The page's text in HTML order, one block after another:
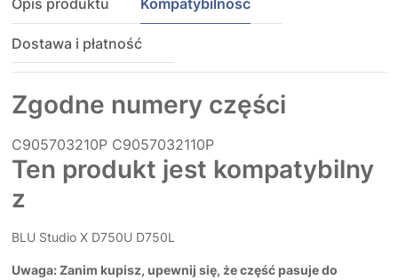
Opis produktu Kompatybilność
Dostawa i płatność
Zgodne numery części
C905703210P C9057032110P
Ten produkt jest kompatybilny
z
BLU Studio X D750U D750L
Uwaga: Zanim kupisz, upewnij się, że część pasuje do